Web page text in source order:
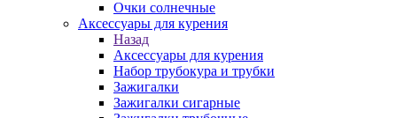
Очки солнечные
Аксессуары для курения
Назад
Аксессуары для курения
Набор трубокура и трубки
Зажигалки
Зажигалки сигарные